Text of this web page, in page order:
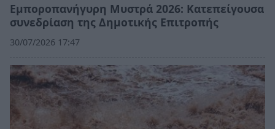
Εμποροπανήγυρη Μυστρά 2026: Κατεπείγουσα
συνεδρίαση της Δημοτικής Επιτροπής
30/07/2026 17:47